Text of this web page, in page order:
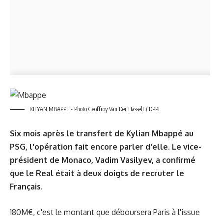
KILYAN MBAPPE - Photo Geoffroy Van Der Hasselt / DPPI
Six mois après le transfert de Kylian Mbappé au
PSG, l'opération fait encore parler d'elle. Le vice-
président de Monaco, Vadim Vasilyev, a confirmé
que le Real était à deux doigts de recruter le
Français.
180M€, c'est le montant que déboursera Paris à l'issue